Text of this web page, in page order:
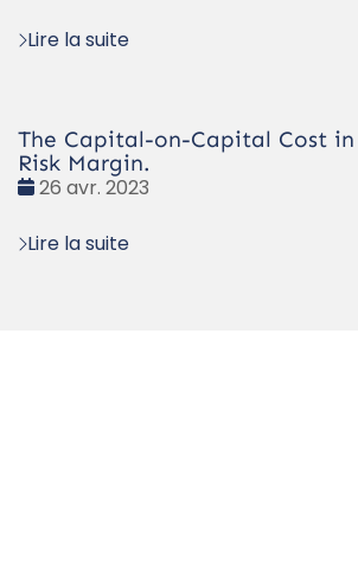
Lire la suite
The Capital-on-Capital Cost
Risk Margin.
Date
26 avr. 2023
Lire la suite